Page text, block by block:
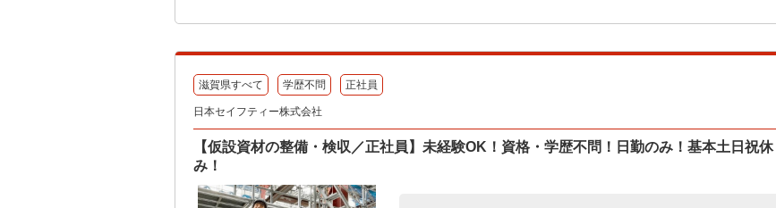
滋賀県すべて 学歴不問 正社員
日本セイフティー株式会社
【仮設資材の整備・検収／正社員】未経験OK！資格・学歴不問！日勤のみ！基本土日祝休
み！